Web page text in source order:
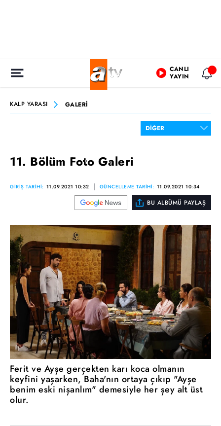
CANLI
YAYIN
KALP YARASI GALERİ
11. Bölüm Foto Galeri
GİRİŞ TARİHİ: 11.09.2021 10:32 GÜNCELLEME TARİHİ: 11.09.2021 10:34
BU ALBÜMÜ PAYLAŞ
Ferit ve Ayşe gerçekten karı koca olmanın
keyfini yaşarken, Baha'nın ortaya çıkıp "Ayşe
benim eski nişanlım" demesiyle her şey alt üst
olur.